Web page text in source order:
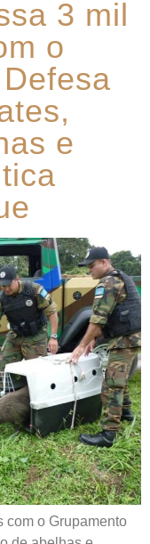
3 mil
o
e
com o Grupamento